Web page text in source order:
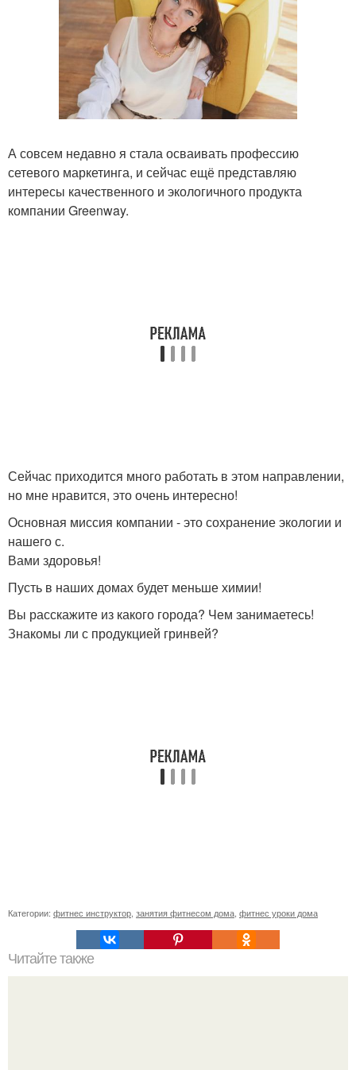
А совсем недавно я стала осваивать профессию
сетевого маркетинга, и сейчас ещё представляю
интересы качественного и экологичного продукта
компании Greenway.
Сейчас приходится много работать в этом направлении,
но мне нравится, это очень интересно!
Основная миссия компании - это сохранение экологии и
нашего с.
Вами здоровья!
Пусть в наших домах будет меньше химии!
Вы расскажите из какого города? Чем занимаетесь!
Знакомы ли с продукцией гринвей?
Категории: фитнес инструктор занятия фитнесом дома фитнес уроки дома
Читайте также